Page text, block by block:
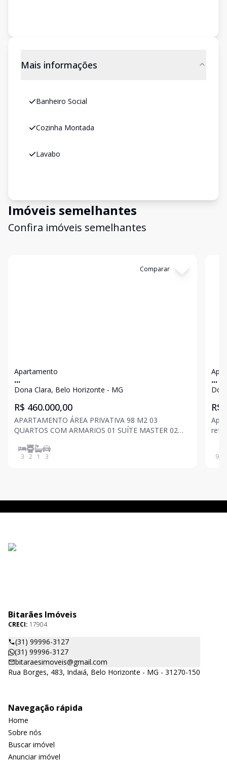
Mais informações
Banheiro Social
Cozinha Montada
Lavabo
Imóveis semelhantes
Confira imóveis semelhantes
Comparar
Apartamento
...
Dona Clara, Belo Horizonte - MG
R$ 460.000,00
APARTAMENTO ÁREA PRIVATIVA 98 M2 03
QUARTOS COM ARMARIOS 01 SUÍTE MASTER 02
MOVÉIS PLANEJADOS 03 VAGAS DE GARAGEM ÁREA
DE SERVIÇO
3 2 1 3
...
R$
91
Bitarães Imóveis
CRECI: 17904
(31) 99996-3127
(31) 99996-3127
bitaraesimoveis@gmail.com
Rua Borges, 483, Indaiá, Belo Horizonte - MG - 31270-150
Navegação rápida
Home
Sobre nós
Buscar imóvel
Anunciar imóvel